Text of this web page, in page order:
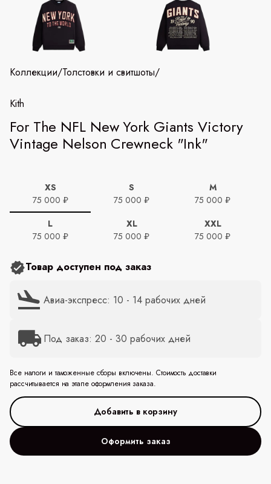
Коллекции/Толстовки и свитшоты/
Kith
For The NFL New York Giants Victory
Vintage Nelson Crewneck "Ink"
XS
75 000 ₽
S
75 000 ₽
M
75 000 ₽
L
75 000 ₽
XL
75 000 ₽
XXL
75 000 ₽
Товар доступен под заказ
Авиа-экспресс: 10 - 14 рабочих дней
Под заказ: 20 - 30 рабочих дней
Все налоги и таможенные сборы включены. Стоимость доставки
рассчитывается на этапе оформления заказа.
Оформить заказ